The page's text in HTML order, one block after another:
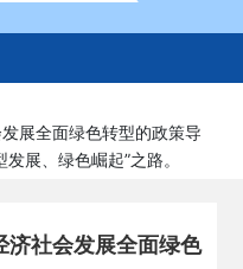
展全面绿色转型的政策导
展、绿色崛起”之路。
济社会发展全面绿色